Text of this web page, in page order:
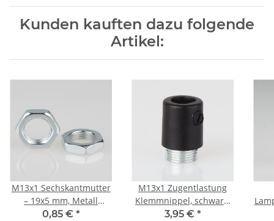
Kunden kauften dazu folgende
Artikel:
M13x1 Sechskantmutter
– 19x5 mm, Metall
verzinkt
0,85 € *
M13x1 Zugentlastung
Klemmnippel, schwarz,
mit Metall
3,95 € *